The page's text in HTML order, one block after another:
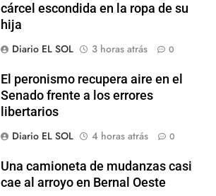
cárcel escondida en la ropa de su
hija
Diario EL SOL
3 horas atrás 0
El peronismo recupera aire en el
Senado frente a los errores
libertarios
Diario EL SOL
4 horas atrás 0
Una camioneta de mudanzas casi
cae al arroyo en Bernal Oeste